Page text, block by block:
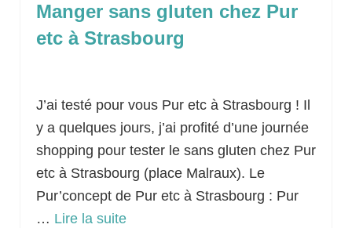
Manger sans gluten chez Pur
etc à Strasbourg
J’ai testé pour vous Pur etc à Strasbourg ! Il
y a quelques jours, j’ai profité d’une journée
shopping pour tester le sans gluten chez Pur
etc à Strasbourg (place Malraux). Le
Pur’concept de Pur etc à Strasbourg : Pur
… Lire la suite­­